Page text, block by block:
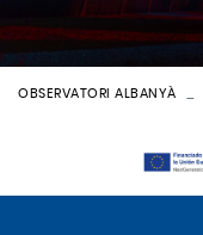
OBSERVATORI ALBANYÀ